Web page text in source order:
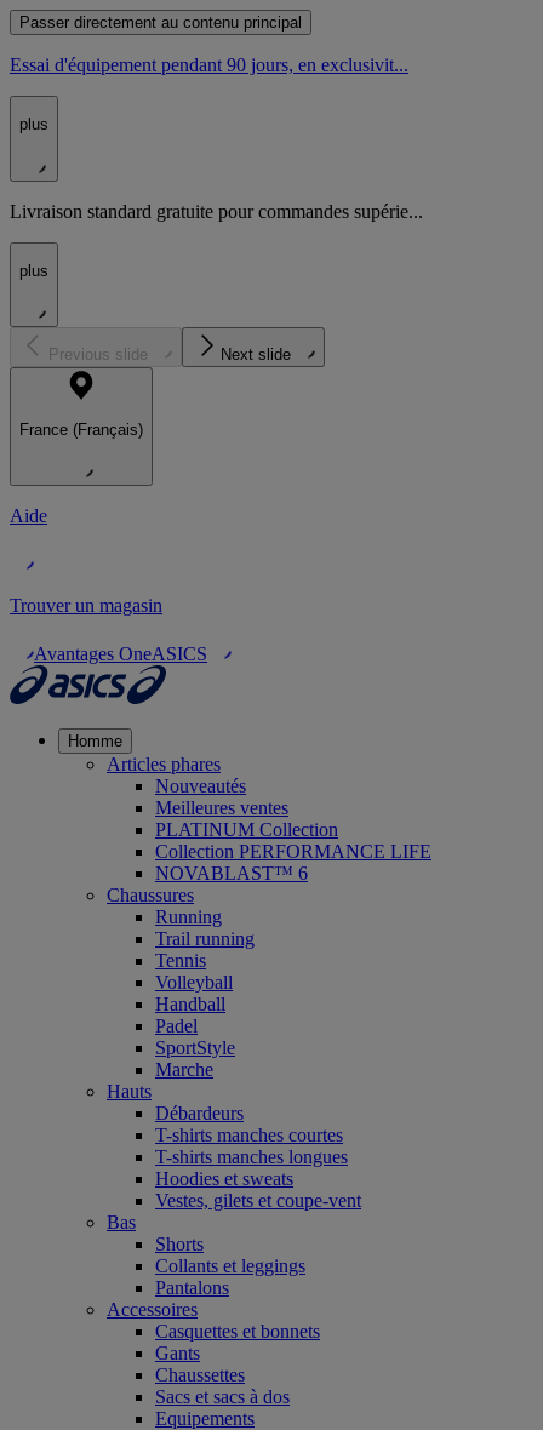
Passer directement au contenu principal
Essai d'équipement pendant 90 jours, en exclusivit...
plus
Livraison standard gratuite pour commandes supérie...
plus
Previous slide Next slide
France (Français)
Aide
Trouver un magasin
Avantages OneASICS
Homme
Articles phares
Nouveautés
Meilleures ventes
PLATINUM Collection
Collection PERFORMANCE LIFE
NOVABLAST™ 6
Chaussures
Running
Trail running
Tennis
Volleyball
Handball
Padel
SportStyle
Marche
Hauts
Débardeurs
T-shirts manches courtes
T-shirts manches longues
Hoodies et sweats
Vestes, gilets et coupe-vent
Bas
Shorts
Collants et leggings
Pantalons
Accessoires
Casquettes et bonnets
Gants
Chaussettes
Sacs et sacs à dos
Equipements